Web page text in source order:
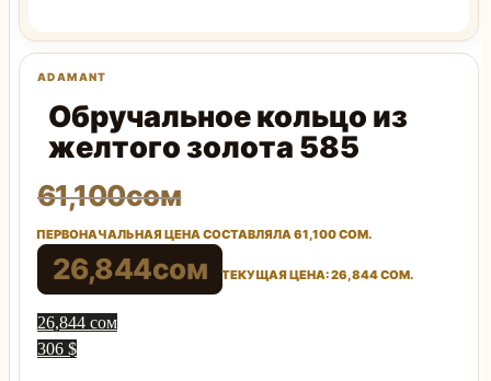
Обручальное кольцо из
желтого золота 585
61,100сом
ПЕРВОНАЧАЛЬНАЯ ЦЕНА СОСТАВЛЯЛА 61,100 СОМ.
26,844сом ТЕКУЩАЯ ЦЕНА: 26,844 СОМ.
26,844 сом
306 $